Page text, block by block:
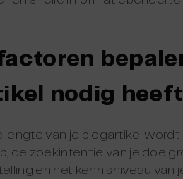
nodig
lengte van je blogartikel
de zoekintentie van je
en het kennisniveau van